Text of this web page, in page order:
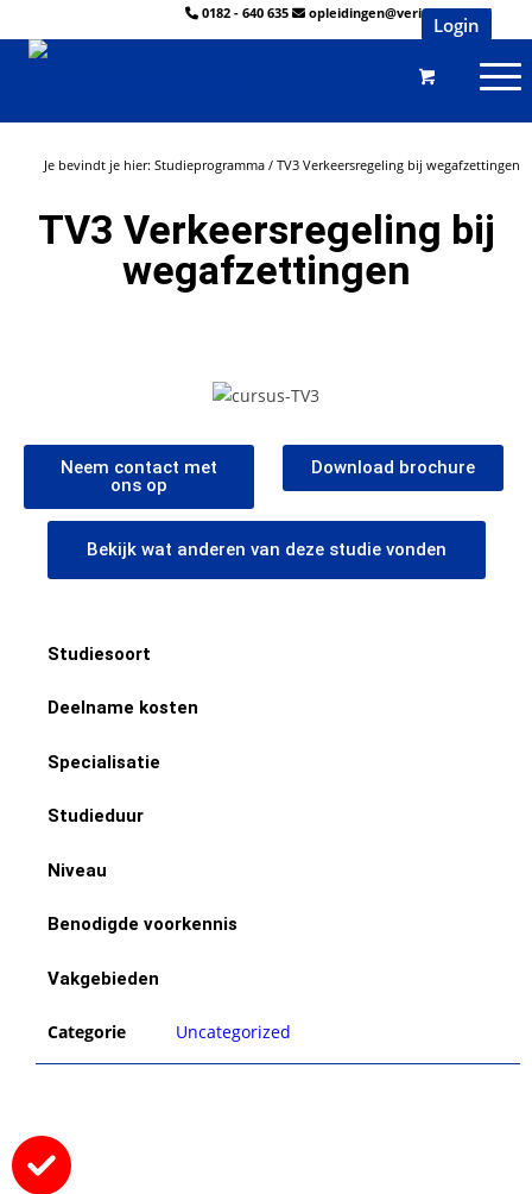
0182 - 640 635 opleidingen@veringmeier.nl
Login
Je bevindt je hier: Studieprogramma / TV3 Verkeersregeling bij wegafzettingen
TV3 Verkeersregeling bij
wegafzettingen
Neem contact met
ons op
Download brochure
Bekijk wat anderen van deze studie vonden
Studiesoort
Deelname kosten
Specialisatie
Studieduur
Niveau
Benodigde voorkennis
Vakgebieden
Categorie Uncategorized